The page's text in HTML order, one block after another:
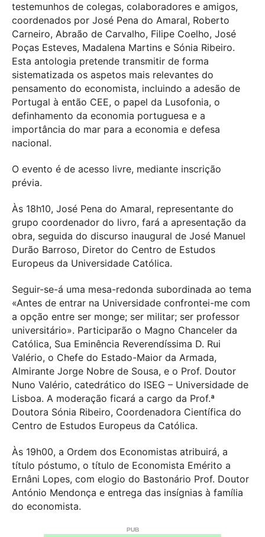
testemunhos de colegas, colaboradores e amigos,
coordenados por José Pena do Amaral, Roberto
Carneiro, Abraão de Carvalho, Filipe Coelho, José
Poças Esteves, Madalena Martins e Sónia Ribeiro.
Esta antologia pretende transmitir de forma
sistematizada os aspetos mais relevantes do
pensamento do economista, incluindo a adesão de
Portugal à então CEE, o papel da Lusofonia, o
definhamento da economia portuguesa e a
importância do mar para a economia e defesa
nacional.
O evento é de acesso livre, mediante inscrição
prévia.
Às 18h10, José Pena do Amaral, representante do
grupo coordenador do livro, fará a apresentação da
obra, seguida do discurso inaugural de José Manuel
Durão Barroso, Diretor do Centro de Estudos
Europeus da Universidade Católica.
Seguir-se-á uma mesa-redonda subordinada ao tema
«Antes de entrar na Universidade confrontei-me com
a opção entre ser monge; ser militar; ser professor
universitário». Participarão o Magno Chanceler da
Católica, Sua Eminência Reverendíssima D. Rui
Valério, o Chefe do Estado-Maior da Armada,
Almirante Jorge Nobre de Sousa, e o Prof. Doutor
Nuno Valério, catedrático do ISEG – Universidade de
Lisboa. A moderação ficará a cargo da Prof.ª
Doutora Sónia Ribeiro, Coordenadora Científica do
Centro de Estudos Europeus da Católica.
Às 19h00, a Ordem dos Economistas atribuirá, a
título póstumo, o título de Economista Emérito a
Ernâni Lopes, com elogio do Bastonário Prof. Doutor
António Mendonça e entrega das insígnias à família
do economista.